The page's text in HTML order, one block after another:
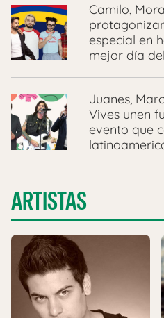
Camilo,
especial en
mejor día
Juanes,
Vives unen
evento que
ARTISTAS